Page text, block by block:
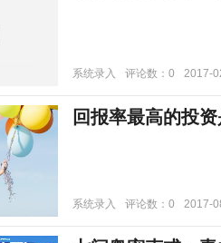
系统录入 评论数：0 2017-
回报率最高的投
系统录入 评论数：0 2017-